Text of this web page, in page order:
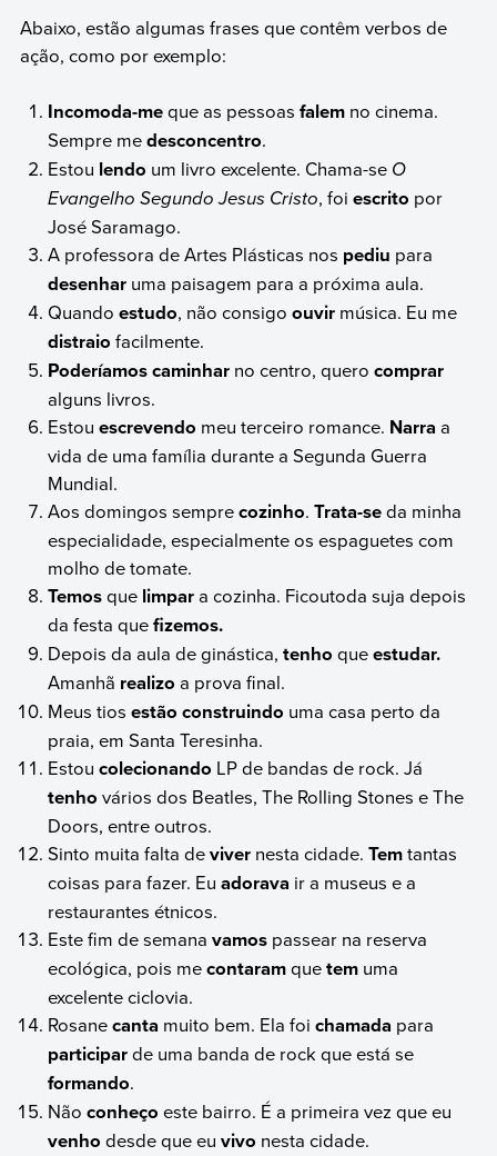
Abaixo, estão algumas frases que contêm verbos de
ação, como por exemplo:
Incomoda-meque as pessoasfalem no cinema.
Sempre medesconcentro.
Estou lendo um livro excelente. Chama-se O
Evangelho Segundo Jesus Cristo, foiescrito por
José Saramago.
A professora de Artes Plásticas nos pediu para
desenhar uma paisagem para a próxima aula.
Quando estudo, não consigoouvir música. Eu me
distraio facilmente.
Poderíamoscaminhar no centro, querocomprar
alguns livros.
Estouescrevendo meu terceiro romance. Narraa
vida de uma família durante a Segunda Guerra
Mundial.
Aos domingos semprecozinho. Trata-seda minha
especialidade, especialmente os espaguetes com
molho de tomate.
Temosque limpara cozinha. Ficoutoda suja depois
da festa quefizemos.
Depois da aula de ginástica,tenho queestudar.
Amanhã realizo a prova final.
Meus tiosestão construindo uma casa perto da
praia, em Santa Teresinha.
Estoucolecionando LP de bandas de rock. Já
tenhovários dos Beatles, The Rolling Stones e The
Doors, entre outros.
Sinto muita falta deviver nesta cidade.Temtantas
coisas para fazer. Euadorava ir a museus e a
restaurantes étnicos.
Este fim de semanavamos passear na reserva
ecológica, pois mecontaramquetem uma
excelente ciclovia.
Rosanecanta muito bem. Ela foichamada para
participarde uma banda de rock que está se
formando.
Nãoconheço este bairro. É a primeira vez que eu
venhodesde que euvivo nesta cidade.